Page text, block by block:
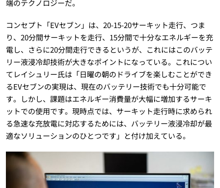
端のテクノロジーだ。
コンセプト「EVセブン」は、20-15-20サーキット走行、つま
り、20分間サーキットを走行、15分間で十分なエネルギーを充
電し、さらに20分間走行できるというが、これにはこのバッテ
リー液浸冷却技術が大きなポイントになっている。これについ
てレイシュリー氏は「日曜の朝のドライブを楽しむことができ
るEVセブンの実現は、現在のバッテリー技術でも十分可能で
す。しかし、課題はエネルギー消費量が大幅に増加するサーキ
ットでの使用です。現時点では、サーキット走行時に求められ
る急速な充放電に対応するためには、バッテリー液浸冷却が最
適なソリューションのひとつです」と付け加えている。